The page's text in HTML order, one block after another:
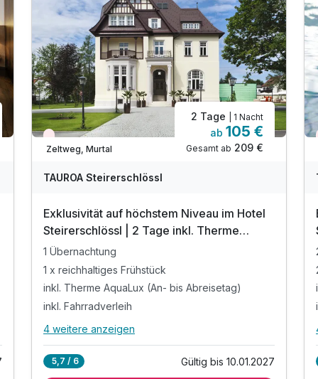
Wieder frei ab Oktober
Zeltweg, Murtal
2 Tage | 1 Nacht
ab 105 €
Gesamt ab 209 €
TAUROA Steirerschlössl
Exklusivität auf höchstem Niveau im Hotel
Steirerschlössl | 2 Tage inkl. Therme
AquaLux
1 Übernachtung
1 x reichhaltiges Frühstück
inkl. Therme AquaLux (An- bis Abreisetag)
inkl. Fahrradverleih
Alle Inklusivleistungen
4 weitere anzeigen
5,7 / 6 Gültig bis 10.01.2027